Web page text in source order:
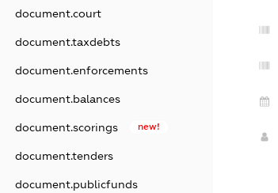
document.court
document.taxdebts
document.enforcements
document.balances
document.scorings new!
document.tenders
document.publicfunds